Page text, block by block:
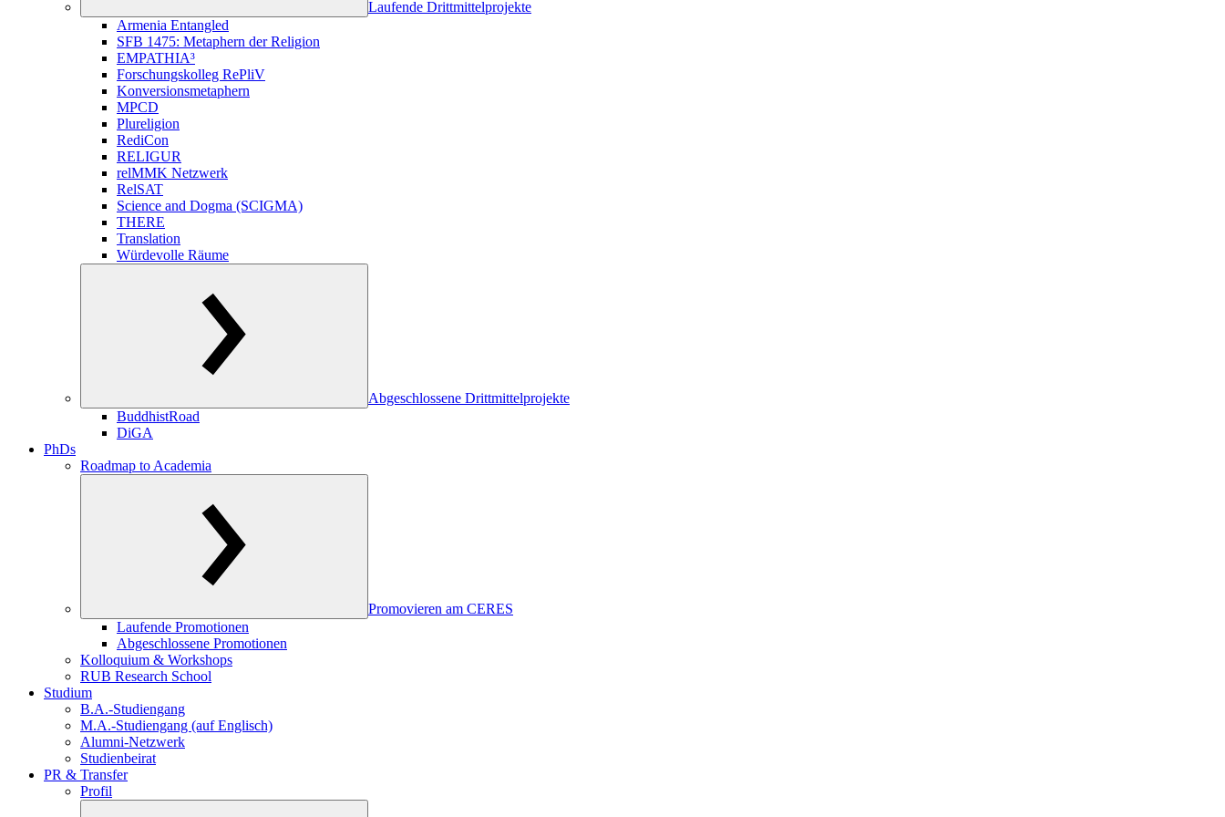
Laufende Drittmittelprojekte
Armenia Entangled
SFB 1475: Metaphern der Religion
EMPATHIA³
Forschungskolleg RePliV
Konversionsmetaphern
MPCD
Plureligion
RediCon
RELIGUR
relMMK Netzwerk
RelSAT
Science and Dogma (SCIGMA)
THERE
Translation
Würdevolle Räume
Abgeschlossene Drittmittelprojekte
BuddhistRoad
DiGA
PhDs
Roadmap to Academia
Promovieren am CERES
Laufende Promotionen
Abgeschlossene Promotionen
Kolloquium & Workshops
RUB Research School
Studium
B.A.-Studiengang
M.A.-Studiengang (auf Englisch)
Alumni-Netzwerk
Studienbeirat
PR & Transfer
Profil